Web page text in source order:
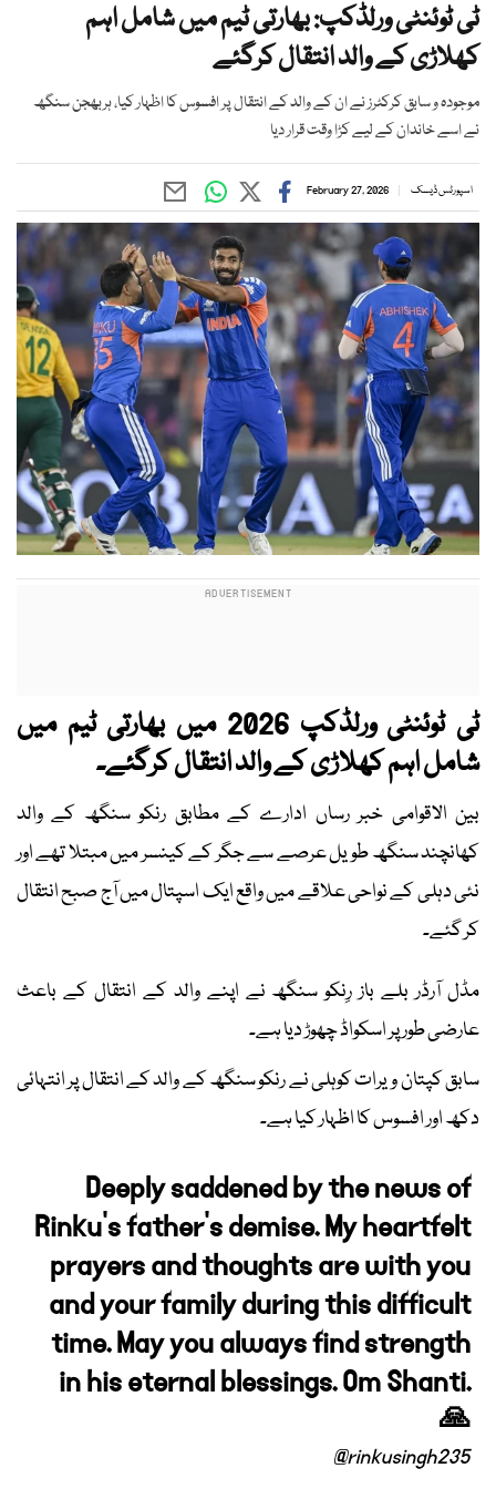
ٹی ٹوئنٹی ورلڈکپ: بھارتی ٹیم میں شامل اہم
کھلاڑی کے والد انتقال کرگئے
موجودہ و سابق کرکٹرز نے ان کے والد کے انتقال پر افسوس کا اظہار کیا، ہربھجن سنگھ
نے اسے خاندان کے لیے کڑا وقت قرار دیا
اسپورٹس ڈیسک February 27, 2026
ٹی ٹوئنٹی ورلڈکپ 2026 میں بھارتی ٹیم میں
شامل اہم کھلاڑی کے والد انتقال کرگئے۔
بین الاقوامی خبر رساں ادارے کے مطابق رنکو سنگھ کے والد
کھانچند سنگھ طویل عرصے سے جگر کے کینسر میں مبتلا تھے اور
نئی دہلی کے نواحی علاقے میں واقع ایک اسپتال میں آج صبح انتقال
کر گئے۔
مڈل آرڈر بلے باز رِنکو سنگھ نے اپنے والد کے انتقال کے باعث
عارضی طور پر اسکواڈ چھوڑ دیا ہے۔
سابق کپتان ویرات کوہلی نے رنکو سنگھ کے والد کے انتقال پر انتہائی
دکھ اور افسوس کا اظہار کیا ہے۔
Deeply saddened by the news of
Rinku’s father’s demise. My heartfelt
prayers and thoughts are with you
and your family during this difficult
time. May you always find strength
in his eternal blessings. Om Shanti.
🙏
@rinkusingh235